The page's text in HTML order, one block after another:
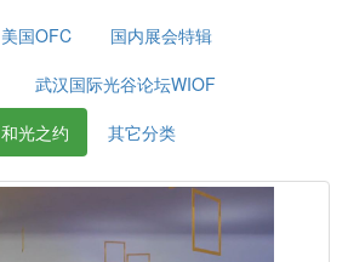
美国OFC
国内展会特辑
武汉国际光谷论坛WIOF
和光之约 其它分类